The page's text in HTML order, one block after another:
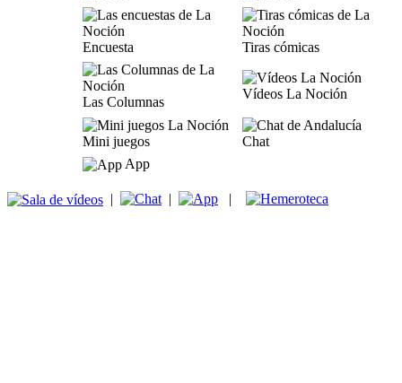
Encuesta Tiras cómicas
Las Columnas
Vídeos La Noción
Mini juegos
Chat
App
| | |